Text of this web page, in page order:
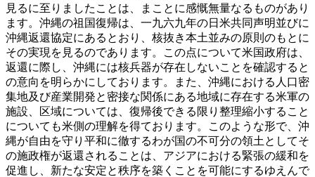
見るに至りましたことは、まことに感慨無量なるものがあり
ます。沖縄の祖国復帰は、一九六九年の日米共同声明並びに
沖縄返還協定にあるとおり、核抜き本土並みの原則のもとに
その実現を見るのであります。この点について米国政府は、
返還に際し、沖縄には核兵器が存在しないことを確認すると
の意向を明らかにしております。また、沖縄における人口密
集地及び産業開発と密接な関係にある地域に存在する米軍の
施設、区域については、復帰後できる限り整理縮小すること
についても米側の理解を得ております。このような形で、沖
縄が自由を守り平和に徹するわが国の不可分の領土としてそ
の施政権が返還されることは、アジアにおける緊張の緩和を
促進し、新たな安定と秩序を築くことを可能にするゆえんで